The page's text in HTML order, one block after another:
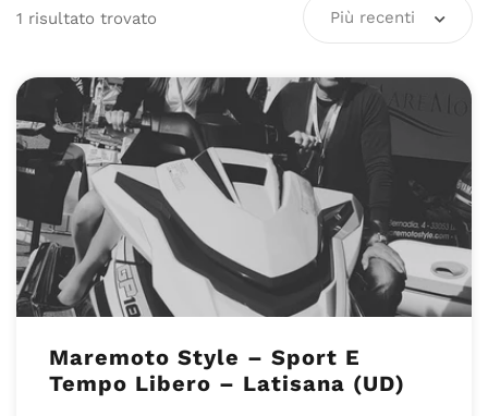
1 risultato trovato Più recenti
Maremoto Style – Sport E
Tempo Libero – Latisana (UD)